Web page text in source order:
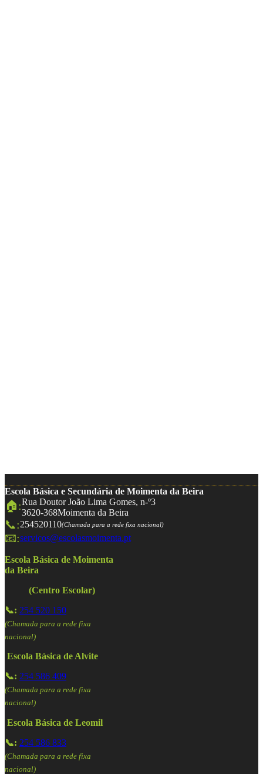
Escola Básica e Secundária de Moimenta da Beira
🏠:Rua Doutor João Lima Gomes, n-º3
3620-368Moimenta da Beira
📞:254520110(Chamada para a rede fixa nacional)
📧:servicos@escolasmoimenta.pt
Escola Básica de Moimenta
da Beira
(Centro Escolar)
📞: 254 520 150
(Chamada para a rede fixa
nacional)
Escola Básica de Alvite
📞: 254 586 409
(Chamada para a rede fixa
nacional)
Escola Básica de Leomil
📞: 254 586 833
(Chamada para a rede fixa
nacional)